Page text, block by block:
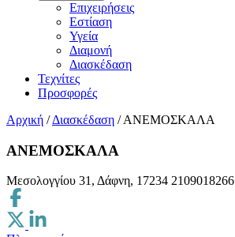
Επιχειρήσεις
Εστίαση
Υγεία
Διαμονή
Διασκέδαση
Τεχνίτες
Προσφορές
Αρχική / Διασκέδαση / ΑΝΕΜΟΣΚΑΛΑ
ΑΝΕΜΟΣΚΑΛΑ
Μεσολογγίου 31, Δάφνη, 17234 2109018266